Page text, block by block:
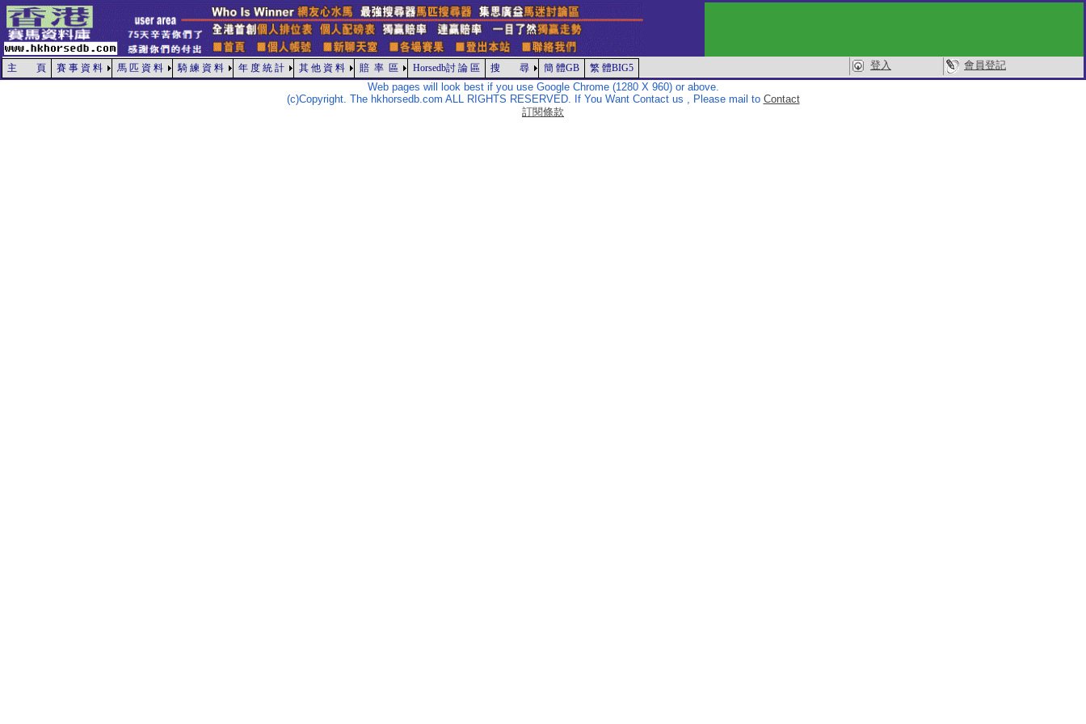
主 頁 賽 事 資 料 馬 匹 資 料 騎 練 資 料 年 度 統 計 其 他 資 料 賠 率 區 Horsedb討 論 區 搜 尋 簡 體GB 繁 體BIG5 登入
會員登記
Web pages will look best if you use Google Chrome (1280 X 960) or above.
(c)Copyright. The hkhorsedb.com ALL RIGHTS RESERVED. If You Want Contact us , Please mail to Contact
訂閱條款